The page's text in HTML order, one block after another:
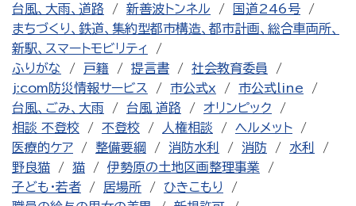
台風、大雨、道路
新善波トンネル
国道246号
まちづくり、鉄道、集約型都市構造、都市計画、総合車両所、
新駅、スマートモビリティ
ふりがな
戸籍 提言書
社会教育委員
j:com防災情報サービス
市公式x
市公式line
台風、ごみ、大雨
台風 道路
オリンピック
相談 不登校
不登校 人権相談
ヘルメット
医療的ケア
整備要綱 消防水利 消防
水利
野良猫
猫
伊勢原の土地区画整理事業
子ども・若者
居場所
ひきこもり